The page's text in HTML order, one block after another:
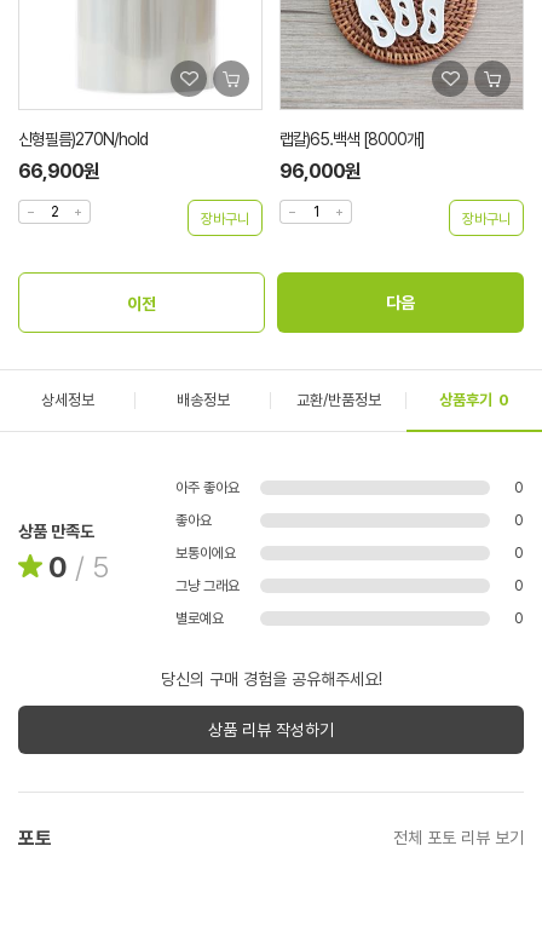
신형필름)270N/hold
66,900원
랩칼)65.백색 [8000개]
96,000원
상세정보 배송정보 교환/반품정보 상품후기 0
상품 만족도
0 / 5
아주 좋아요
0
좋아요
0
보통이에요
0
그냥 그래요
0
별로예요
0
당신의 구매 경험을 공유해주세요!
상품 리뷰 작성하기
포토 전체 포토 리뷰 보기